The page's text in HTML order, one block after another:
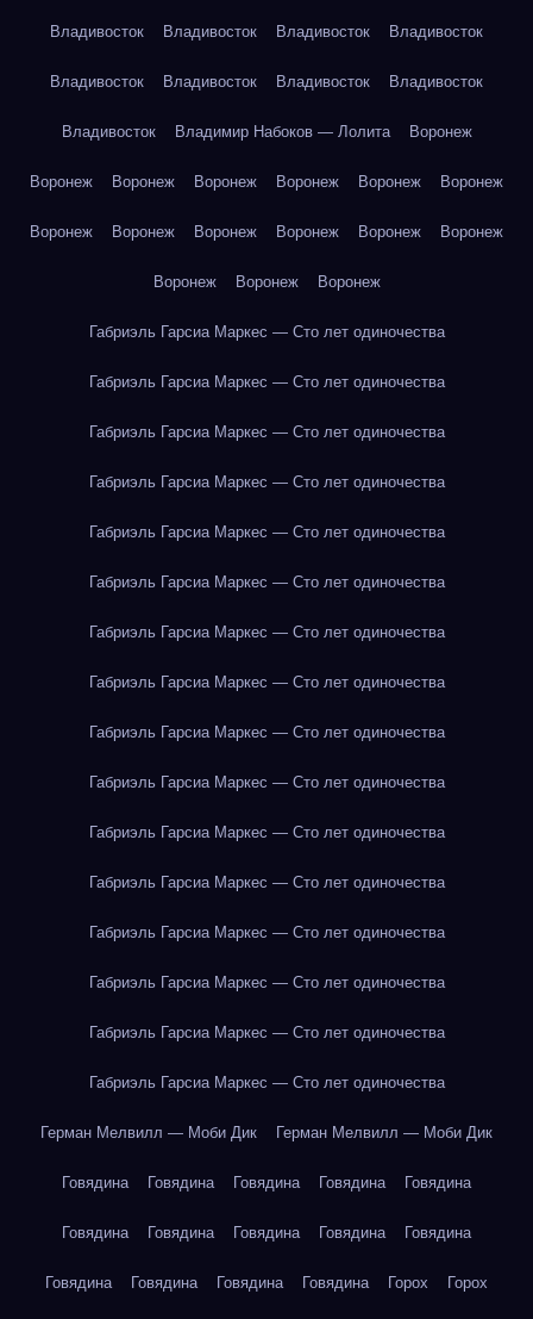
Владивосток Владивосток Владивосток Владивосток
Владивосток Владивосток Владивосток Владивосток
Владивосток Владимир Набоков — Лолита Воронеж
Воронеж Воронеж Воронеж Воронеж Воронеж Воронеж
Воронеж Воронеж Воронеж Воронеж Воронеж Воронеж
Воронеж Воронеж Воронеж
Габриэль Гарсиа Маркес — Сто лет одиночества
Габриэль Гарсиа Маркес — Сто лет одиночества
Габриэль Гарсиа Маркес — Сто лет одиночества
Габриэль Гарсиа Маркес — Сто лет одиночества
Габриэль Гарсиа Маркес — Сто лет одиночества
Габриэль Гарсиа Маркес — Сто лет одиночества
Габриэль Гарсиа Маркес — Сто лет одиночества
Габриэль Гарсиа Маркес — Сто лет одиночества
Габриэль Гарсиа Маркес — Сто лет одиночества
Габриэль Гарсиа Маркес — Сто лет одиночества
Габриэль Гарсиа Маркес — Сто лет одиночества
Габриэль Гарсиа Маркес — Сто лет одиночества
Габриэль Гарсиа Маркес — Сто лет одиночества
Габриэль Гарсиа Маркес — Сто лет одиночества
Габриэль Гарсиа Маркес — Сто лет одиночества
Габриэль Гарсиа Маркес — Сто лет одиночества
Герман Мелвилл — Моби Дик Герман Мелвилл — Моби Дик
Говядина Говядина Говядина Говядина Говядина
Говядина Говядина Говядина Говядина Говядина
Говядина Говядина Говядина Говядина Горох Горох